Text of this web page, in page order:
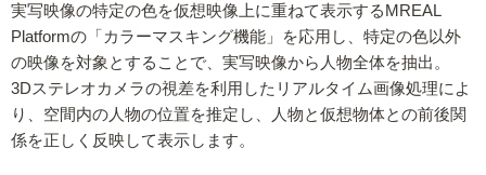
実写映像の特定の色を仮想映像上に重ねて表示するMREAL
Platformの「カラーマスキング機能」を応用し、特定の色以外
の映像を対象とすることで、実写映像から人物全体を抽出。
3Dステレオカメラの視差を利用したリアルタイム画像処理によ
り、空間内の人物の位置を推定し、人物と仮想物体との前後関
係を正しく反映して表示します。